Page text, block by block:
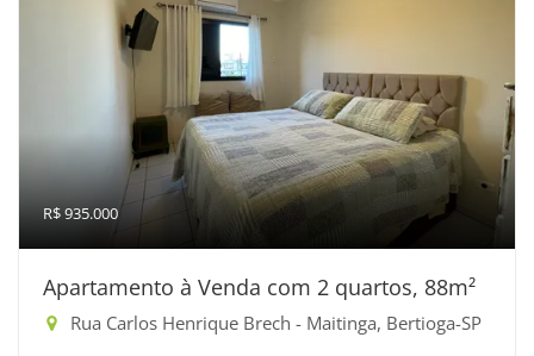
R$ 935.000
Apartamento à Venda com 2 quartos, 88m²
Rua Carlos Henrique Brech - Maitinga, Bertioga-SP